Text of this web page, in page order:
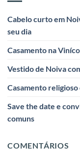
Cabelo curto em
seu dia
Casamento na
Vestido de Noiva
Casamento
Save the date e
comuns
COMENTÁRIOS